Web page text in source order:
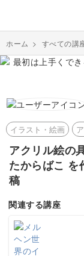
ホーム > すべての講
イラスト・絵画
アクリル絵の
たからばこ
稿
関連する講座